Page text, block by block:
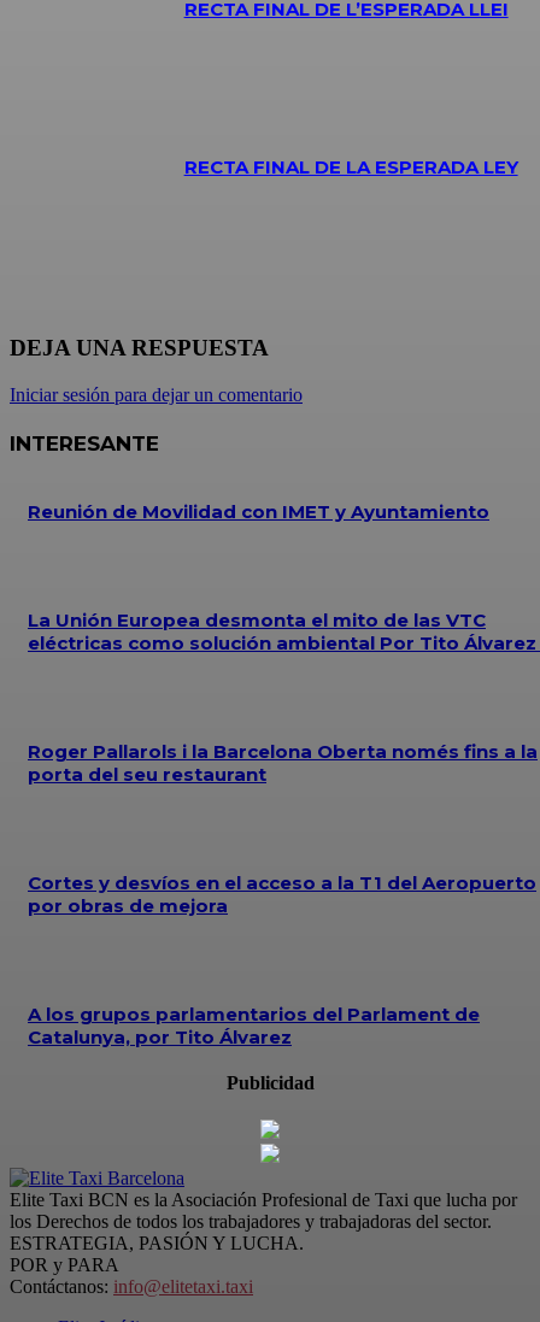
RECTA FINAL DE L’ESPERADA LLEI
RECTA FINAL DE LA ESPERADA LEY
DEJA UNA RESPUESTA
Iniciar sesión para dejar un comentario
INTERESANTE
Reunión de Movilidad con IMET y Ayuntamiento
La Unión Europea desmonta el mito de las VTC
eléctricas como solución ambiental Por Tito Álvarez
Roger Pallarols i la Barcelona Oberta només fins a la
porta del seu restaurant
Cortes y desvíos en el acceso a la T1 del Aeropuerto
por obras de mejora
A los grupos parlamentarios del Parlament de
Catalunya, por Tito Álvarez
Publicidad
Elite Taxi BCN es la Asociación Profesional de Taxi que lucha por
los Derechos de todos los trabajadores y trabajadoras del sector.
ESTRATEGIA, PASIÓN Y LUCHA.
POR y PARA
Contáctanos: info@elitetaxi.taxi